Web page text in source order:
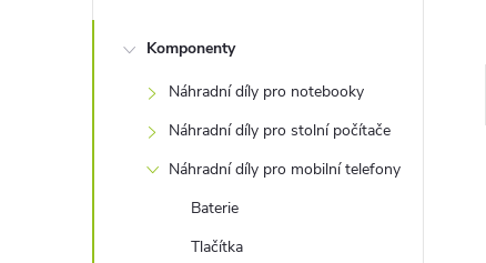
Komponenty
Náhradní díly pro notebooky
Náhradní díly pro stolní počítače
Náhradní díly pro mobilní telefony
Baterie
Tlačítka